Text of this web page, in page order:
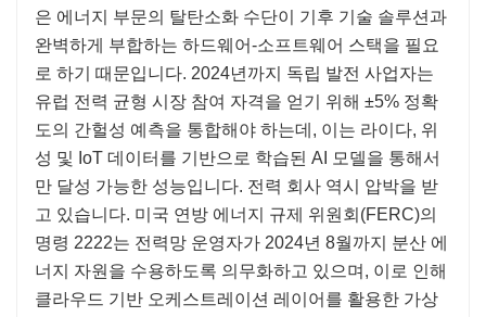
은 에너지 부문의 탈탄소화 수단이 기후 기술 솔루션과
완벽하게 부합하는 하드웨어-소프트웨어 스택을 필요
로 하기 때문입니다. 2024년까지 독립 발전 사업자는
유럽 전력 균형 시장 참여 자격을 얻기 위해 ±5% 정확
도의 간헐성 예측을 통합해야 하는데, 이는 라이다, 위
성 및 IoT 데이터를 기반으로 학습된 AI 모델을 통해서
만 달성 가능한 성능입니다. 전력 회사 역시 압박을 받
고 있습니다. 미국 연방 에너지 규제 위원회(FERC)의
명령 2222는 전력망 운영자가 2024년 8월까지 분산 에
너지 자원을 수용하도록 의무화하고 있으며, 이로 인해
클라우드 기반 오케스트레이션 레이어를 활용한 가상